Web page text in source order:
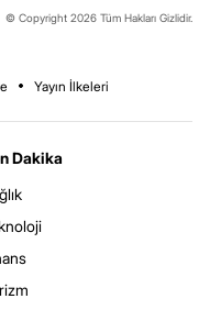
© Copyright 2026 Tüm Hakları Gizlidir.
Yayın İlkeleri
Dakika